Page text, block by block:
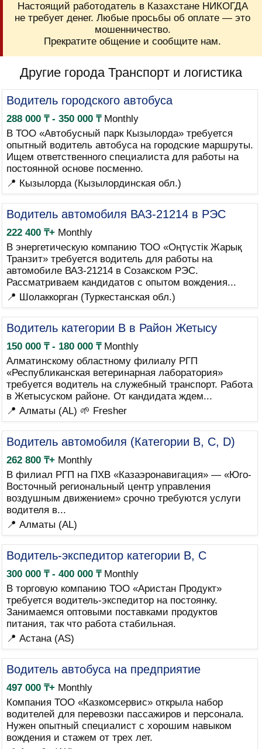
Настоящий работодатель в Казахстане НИКОГДА
не требует денег. Любые просьбы об оплате — это
мошенничество.
Прекратите общение и сообщите нам.
Другие города Транспорт и логистика
Водитель городского автобуса
288 000 ₸ - 350 000 ₸Monthly
В ТОО «Автобусный парк Кызылорда» требуется
опытный водитель автобуса на городские маршруты.
Ищем ответственного специалиста для работы на
постоянной основе посменно.
📍 Кызылорда (Кызылординская обл.)
Водитель автомобиля ВАЗ-21214 в РЭС
222 400 ₸+Monthly
В энергетическую компанию ТОО «Оңтүстік Жарық
Транзит» требуется водитель для работы на
автомобиле ВАЗ-21214 в Созакском РЭС.
Рассматриваем кандидатов с опытом вождения...
📍 Шолаккорган (Туркестанская обл.)
Водитель категории B в Район Жетысу
150 000 ₸ - 180 000 ₸Monthly
Алматинскому областному филиалу РГП
«Республиканская ветеринарная лаборатория»
требуется водитель на служебный транспорт. Работа
в Жетысуском районе. От кандидата ждем...
📍 Алматы (AL) 🌱 Fresher
Водитель автомобиля (Категории B, C, D)
262 800 ₸+Monthly
В филиал РГП на ПХВ «Казаэронавигация» — «Юго-
Восточный региональный центр управления
воздушным движением» срочно требуются услуги
водителя в...
📍 Алматы (AL)
Водитель-экспедитор категории B, C
300 000 ₸ - 400 000 ₸Monthly
В торговую компанию ТОО «Аристан Продукт»
требуется водитель-экспедитор на постоянку.
Занимаемся оптовыми поставками продуктов
питания, так что работа стабильная.
📍 Астана (AS)
Водитель автобуса на предприятие
497 000 ₸+Monthly
Компания ТОО «Казкомсервис» открыла набор
водителей для перевозки пассажиров и персонала.
Нужен опытный специалист с хорошим навыком
вождения и стажем от трех лет.